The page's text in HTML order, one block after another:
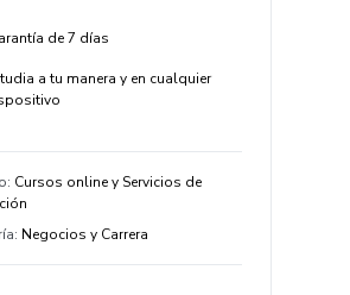
de 7 días
a tu manera y en cualquier
: Cursos online y Servicios de
: Negocios y Carrera